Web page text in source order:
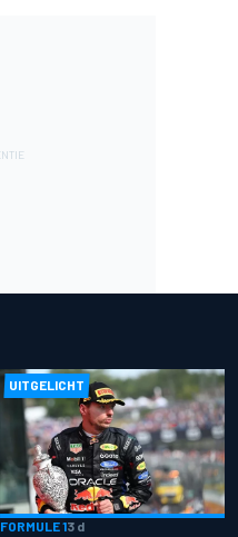
UITGELICHT
FORMULE 13 d